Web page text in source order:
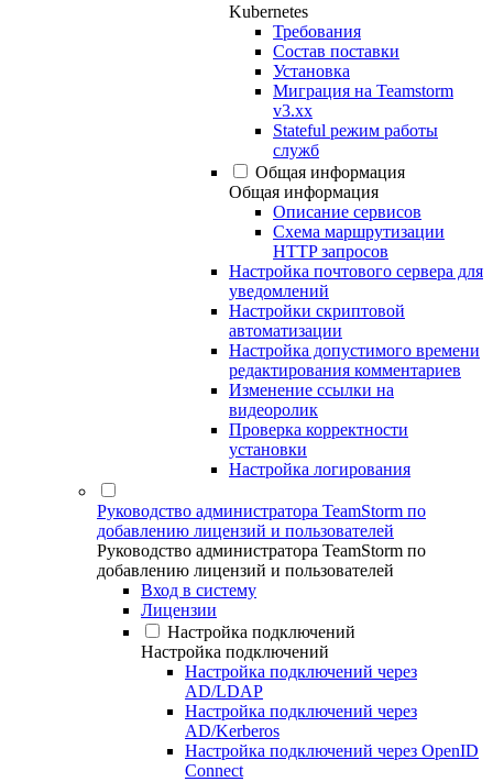
Kubernetes
Требования
Состав поставки
Установка
Миграция на Teamstorm
v3.xx
Stateful режим работы
служб
Общая информация
Общая информация
Описание сервисов
Схема маршрутизации
HTTP запросов
Настройка почтового сервера для
уведомлений
Настройки скриптовой
автоматизации
Настройка допустимого времени
редактирования комментариев
Изменение ссылки на
видеоролик
Проверка корректности
установки
Настройка логирования
Руководство администратора TeamStorm по
добавлению лицензий и пользователей
Руководство администратора TeamStorm по
добавлению лицензий и пользователей
Вход в систему
Лицензии
Настройка подключений
Настройка подключений
Настройка подключений через
AD/LDAP
Настройка подключений через
AD/Kerberos
Настройка подключений через OpenID
Connect